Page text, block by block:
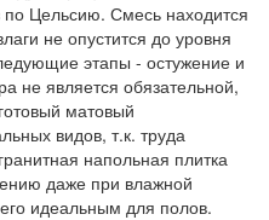
по Цельсию. Смесь находится
не опустится до уровня
этапы - остужение и
не является обязательной,
матовый
видов, т.к. труда
напольная плитка
даже при влажной
идеальным для полов.